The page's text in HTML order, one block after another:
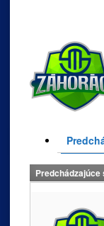
Predchádzajúce